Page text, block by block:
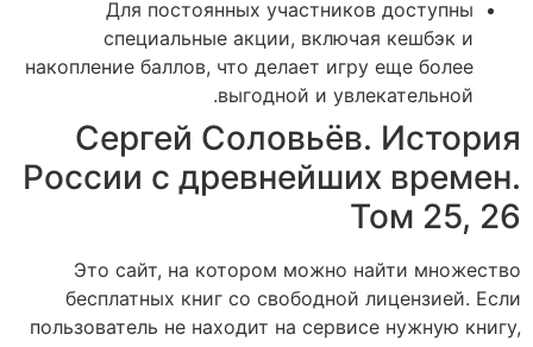
Для постоянных участников доступны
специальные акции, включая кешбэк и
накопление баллов, что делает игру еще более
выгодной и увлекательной.
Сергей Соловьёв. История
России с древнейших времен.
Том 25, 26
Это сайт, на котором можно найти множество
бесплатных книг со свободной лицензией. Если
пользователь не находит на сервисе нужную книгу,